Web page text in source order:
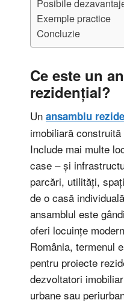
Posibile
Exemple practice
Concluzie
Ce este un
rezidențial?
Un ansamblu
imobiliară
Include mai multe
case – și
parcări, utilități,
de o casă
ansamblul este
oferi locuințe
România, termenul
pentru proiecte
dezvoltatori
urbane sau